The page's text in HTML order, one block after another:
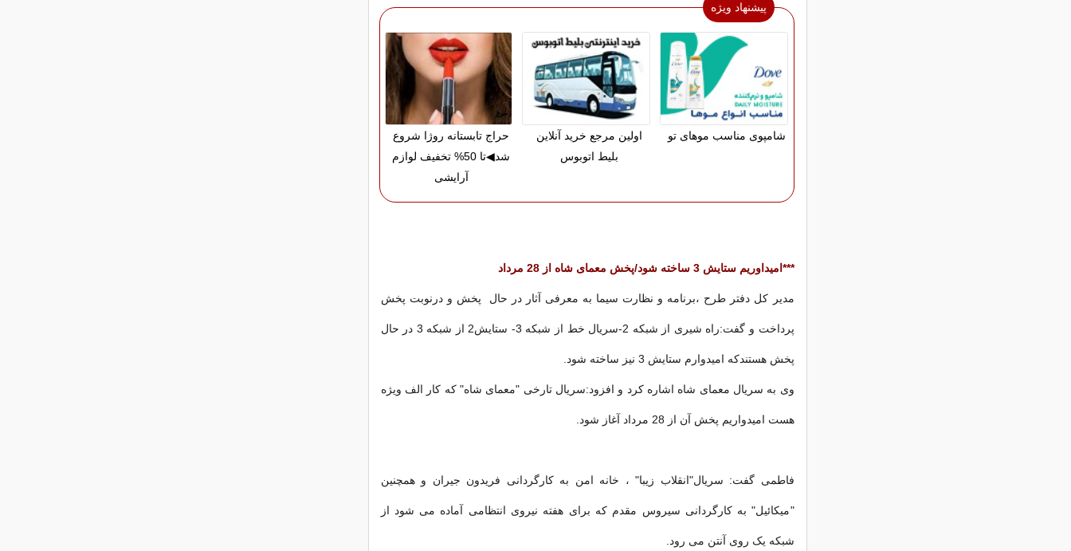
پیشنهاد ویژه
شامپوی مناسب موهای تو
اولین مرجع خرید آنلاین
بلیط اتوبوس
حراج تابستانه روژا شروع
شد◀تا 50% تخفیف لوازم
آرایشی
***امیداوریم ستایش 3 ساخته شود/پخش معمای شاه از 28 مرداد
مدیر کل دفتر طرح ،برنامه و نظارت سیما به معرفی آثار در حال پخش و درنوبت پخش
پرداخت و گفت:راه شیری از شبکه 2-سریال خط از شبکه 3- ستایش2 از شبکه 3 در حال
پخش هستندکه امیدوارم ستایش 3 نیز ساخته شود.
وی به سریال معمای شاه اشاره کرد و افزود:سریال تارخی "معمای شاه" که کار الف ویژه
هست امیدواریم پخش آن از 28 مرداد آغاز شود.
فاطمی گفت: سریال"انقلاب زیبا" ، خانه امن به کارگردانی فریدون جیران و همچنین
"میکائیل" به کارگردانی سیروس مقدم که برای هفته نیروی انتظامی آماده می شود از
شبکه یک روی آنتن می رود.